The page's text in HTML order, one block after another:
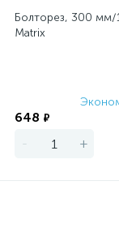
Болторез, 300 мм/
Matrix
648 ₽
- +